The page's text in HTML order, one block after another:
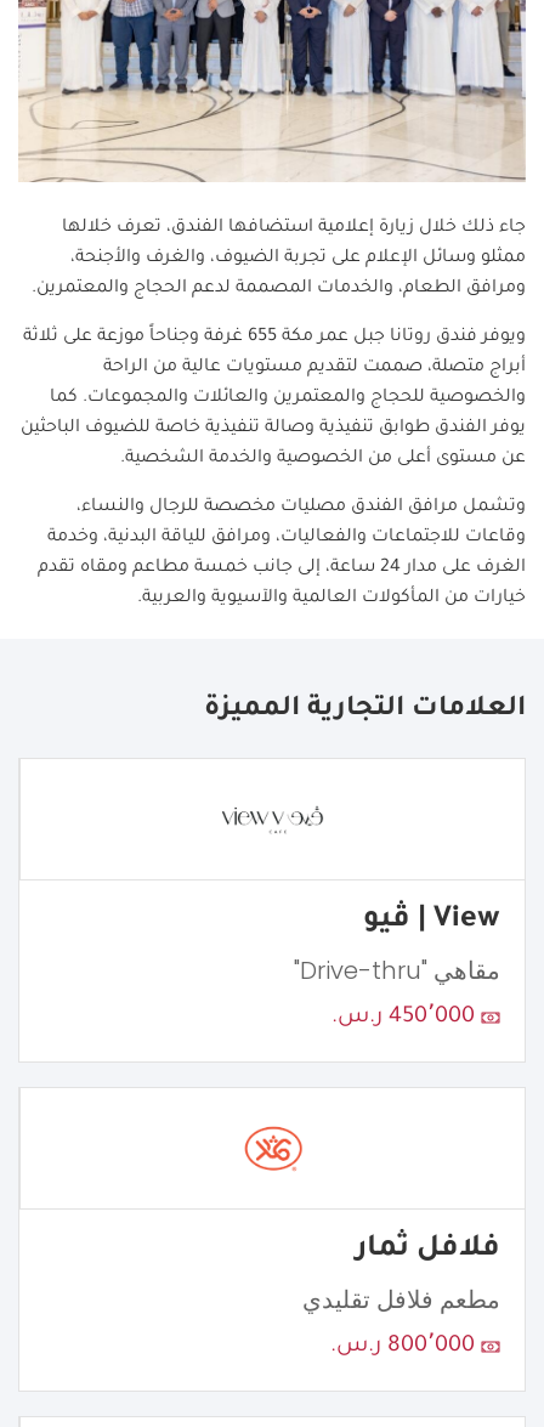
جاء ذلك خلال زيارة إعلامية استضافها الفندق، تعرف خلالها
ممثلو وسائل الإعلام على تجربة الضيوف، والغرف والأجنحة،
ومرافق الطعام، والخدمات المصممة لدعم الحجاج والمعتمرين.
ويوفر فندق روتانا جبل عمر مكة 655 غرفة وجناحاً موزعة على ثلاثة
أبراج متصلة، صممت لتقديم مستويات عالية من الراحة
والخصوصية للحجاج والمعتمرين والعائلات والمجموعات. كما
يوفر الفندق طوابق تنفيذية وصالة تنفيذية خاصة للضيوف الباحثين
عن مستوى أعلى من الخصوصية والخدمة الشخصية.
وتشمل مرافق الفندق مصليات مخصصة للرجال والنساء،
وقاعات للاجتماعات والفعاليات، ومرافق للياقة البدنية، وخدمة
الغرف على مدار 24 ساعة، إلى جانب خمسة مطاعم ومقاه تقدم
خيارات من المأكولات العالمية والآسيوية والعربية.
العلامات التجارية المميزة
View | ڤيو
مقاهي "Drive-thru"
450٬000 ر.س.
فلافل ثمار
مطعم فلافل تقليدي
800٬000 ر.س.